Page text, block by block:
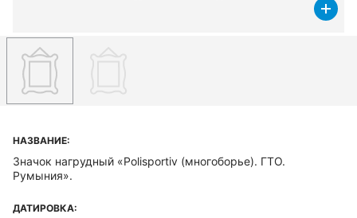
НАЗВАНИЕ:
Значок нагрудный «Polisportiv (многоборье). ГТО.
Румыния».
ДАТИРОВКА: